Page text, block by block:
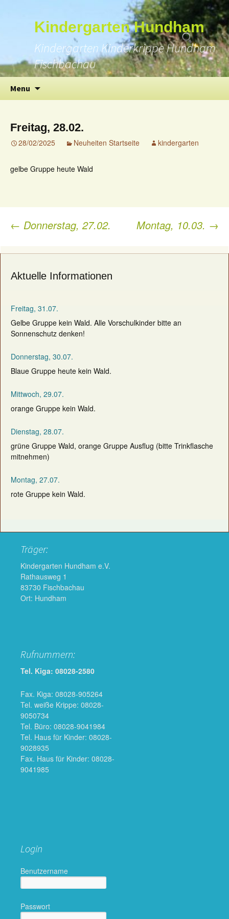
Kindergarten Hundham
Kindergarten Kinderkrippe Hundham
Fischbachau
Menu
content
Suchen
nach:
Freitag, 28.02.
28/02/2025 Neuheiten Startseite kindergarten
gelbe Gruppe heute Wald
Post
← Donnerstag, 27.02. Montag, 10.03. →
Aktuelle Informationen
Freitag, 31.07.
Gelbe Gruppe kein Wald. Alle Vorschulkinder bitte an
Sonnenschutz denken!
Donnerstag, 30.07.
Blaue Gruppe heute kein Wald.
Mittwoch, 29.07.
orange Gruppe kein Wald.
Dienstag, 28.07.
grüne Gruppe Wald, orange Gruppe Ausflug (bitte Trinkflasche
mitnehmen)
Montag, 27.07.
rote Gruppe kein Wald.
Träger:
Kindergarten Hundham e.V.
Rathausweg 1
83730 Fischbachau
Ort: Hundham
Rufnummern:
Tel. Kiga: 08028-2580
Fax. Kiga: 08028-905264
Tel. weiße Krippe: 08028-
9050734
Tel. Büro: 08028-9041984
Tel. Haus für Kinder: 08028-
9028935
Fax. Haus für Kinder: 08028-
9041985
Login
Benutzername
Passwort